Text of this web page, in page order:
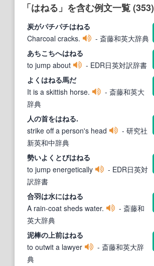
「はねる」を含む例文一覧 (353)
炭がパチパチはねる
Charcoal cracks.
- 斎藤和英大辞典
あちこちへはねる
to jump about
- EDR日英対訳辞書
よく はねる馬だ
It is a skittish horse.
- 斎藤和英大
辞典
人の首をはねる.
strike off a person's head
- 研究社
新英和中辞典
勢いよくとびはねる
to jump energetically
- EDR日英対
訳辞書
合羽は水にはねる
A rain-coat sheds water.
- 斎藤和
英大辞典
泥棒の上前はねる
to outwit a lawyer
- 斎藤和英大辞
典